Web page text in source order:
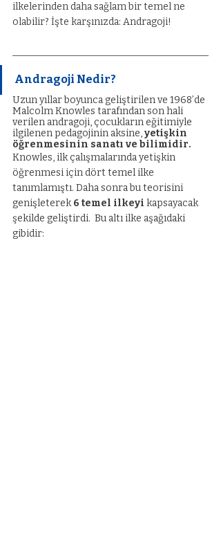
ilkelerinden daha sağlam bir temel ne
olabilir? İşte karşınızda: Andragoji!
Andragoji Nedir?
Uzun yıllar boyunca geliştirilen ve 1968’de
Malcolm Knowles tarafından son hali
verilen andragoji, çocukların eğitimiyle
ilgilenen pedagojinin aksine, yetişkin
öğrenmesinin sanatı ve bilimidir.
Knowles, ilk çalışmalarında yetişkin
öğrenmesi için dört temel ilke
tanımlamıştı. Daha sonra bu teorisini
genişleterek 6 temel ilkeyi kapsayacak
şekilde geliştirdi.  Bu altı ilke aşağıdaki
gibidir: